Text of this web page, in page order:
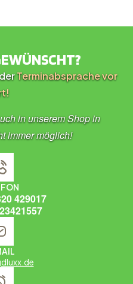
Terminabsprache vor
in unserem Shop in
immer möglich!
429017